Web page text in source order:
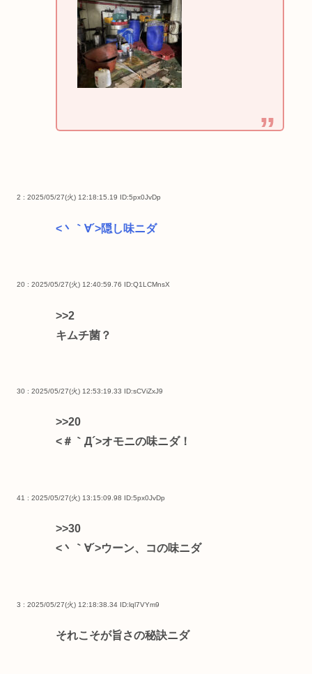
2 : 2025/05/27(火) 12:18:15.19 ID:5px0JvDp
<丶｀∀´>隠し味ニダ
20 : 2025/05/27(火) 12:40:59.76 ID:Q1LCMnsX
>>2
キムチ菌？
30 : 2025/05/27(火) 12:53:19.33 ID:sCViZxJ9
>>20
<＃｀Д´>オモニの味ニダ！
41 : 2025/05/27(火) 13:15:09.98 ID:5px0JvDp
>>30
<丶｀∀´>ウーン、コの味ニダ
3 : 2025/05/27(火) 12:18:38.34 ID:lql7VYm9
それこそが旨さの秘訣ニダ